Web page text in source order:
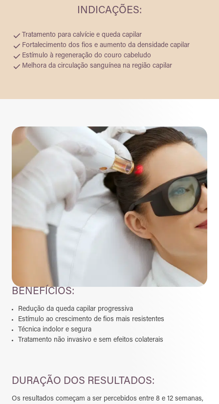
INDICAÇÕES:
Tratamento para calvície e queda capilar
Fortalecimento dos fios e aumento da densidade capilar
Estímulo à regeneração do couro cabeludo
Melhora da circulação sanguínea na região capilar
BENEFÍCIOS:
Redução da queda capilar progressiva
Estímulo ao crescimento de fios mais resistentes
Técnica indolor e segura
Tratamento não invasivo e sem efeitos colaterais
DURAÇÃO DOS RESULTADOS:
Os resultados começam a ser percebidos entre 8 e 12 semanas,